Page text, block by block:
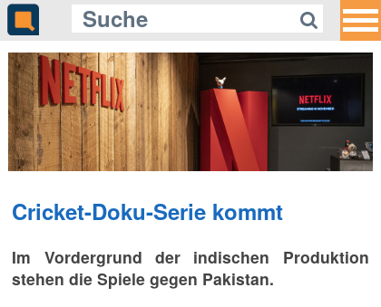
Cricket-Doku-Serie kommt
Im Vordergrund der indischen Produktion
stehen die Spiele gegen Pakistan.